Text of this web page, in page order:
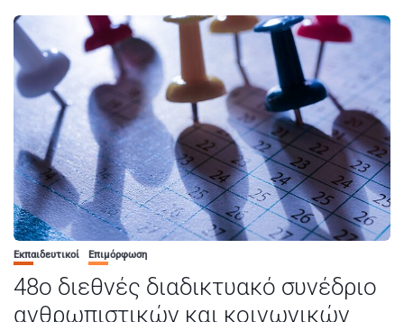
Εκπαιδευτικοί Επιμόρφωση
48o διεθνές διαδικτυακό συνέδριο
ανθρωπιστικών και κοινωνικών